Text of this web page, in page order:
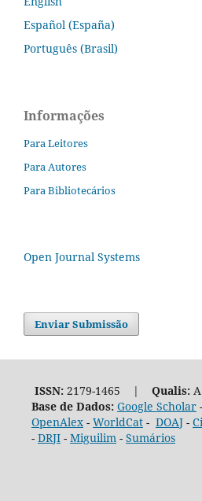
Español (España)
Português (Brasil)
Informações
Para Leitores
Para Autores
Para Bibliotecários
Open Journal Systems
Enviar Submissão
ISSN:2179-1465 | Qualis:
Base de Dados: Google Scholar-
OpenAlex- WorldCat- DOAJ-
- DRJI- Miguilim - Sumários